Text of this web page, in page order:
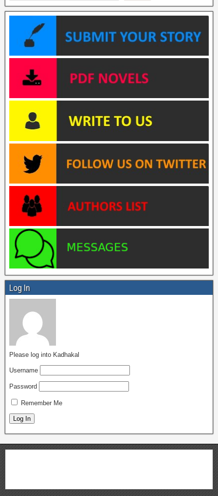
Log In
Please log into Kadhakal
Username
Password
Remember Me